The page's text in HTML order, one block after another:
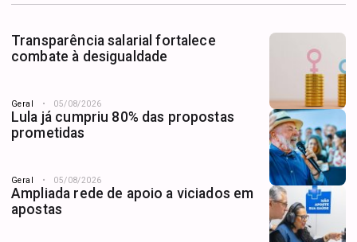
Transparência salarial fortalece
combate à desigualdade
Geral 05/08/2026
Lula já cumpriu 80% das propostas
prometidas
Geral 05/08/2026
Ampliada rede de apoio a viciados em
apostas